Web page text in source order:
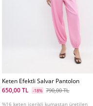
Keten Efektli Salvar Pantolon
650,00 TL
-18% 790,00 TL
%16 keten içerikli kumaştan üretilen